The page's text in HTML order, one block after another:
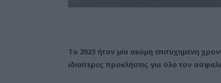
Το 2023 ήταν μία ακόμη επιτυχημένη
ιδιαίτερες προκλήσεις για όλο τον